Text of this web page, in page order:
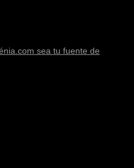
sea tu fuente de